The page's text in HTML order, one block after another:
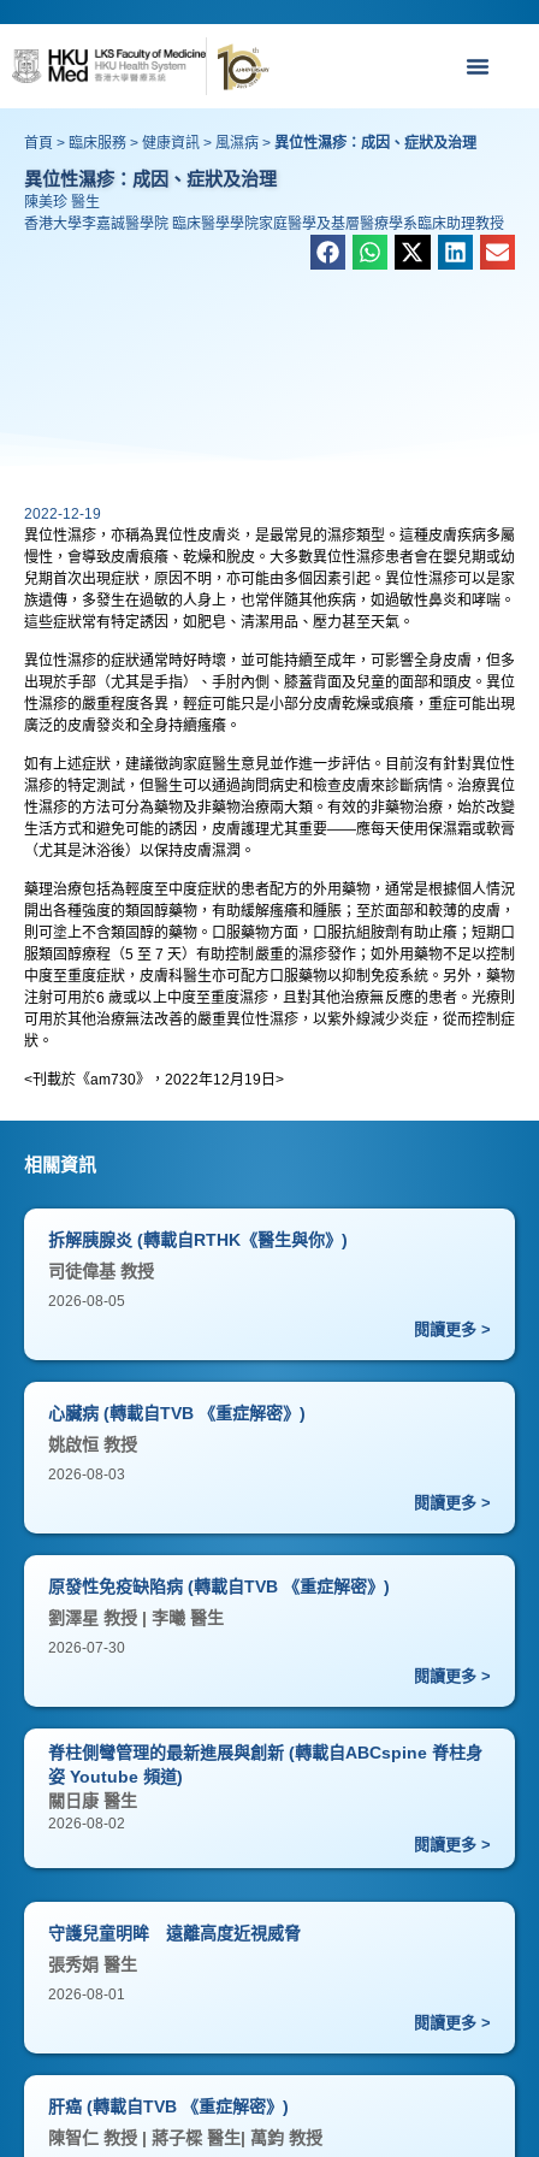
首頁 > 臨床服務 > 健康資訊 > 風濕病 > 異位性濕疹：成因、症狀及治理
異位性濕疹：成因、症狀及治理
陳美珍 醫生
香港大學李嘉誠醫學院 臨床醫學學院家庭醫學及基層醫療學系臨床助理教授
2022-12-19
異位性濕疹，亦稱為異位性皮膚炎，是最常見的濕疹類型。這種皮膚疾病多屬
慢性，會導致皮膚痕癢、乾燥和脫皮。大多數異位性濕疹患者會在嬰兒期或幼
兒期首次出現症狀，原因不明，亦可能由多個因素引起。異位性濕疹可以是家
族遺傳，多發生在過敏的人身上，也常伴隨其他疾病，如過敏性鼻炎和哮喘。
這些症狀常有特定誘因，如肥皂、清潔用品、壓力甚至天氣。
異位性濕疹的症狀通常時好時壞，並可能持續至成年，可影響全身皮膚，但多
出現於手部（尤其是手指）、手肘內側、膝蓋背面及兒童的面部和頭皮。異位
性濕疹的嚴重程度各異，輕症可能只是小部分皮膚乾燥或痕癢，重症可能出現
廣泛的皮膚發炎和全身持續瘙癢。
如有上述症狀，建議徵詢家庭醫生意見並作進一步評估。目前沒有針對異位性
濕疹的特定測試，但醫生可以通過詢問病史和檢查皮膚來診斷病情。治療異位
性濕疹的方法可分為藥物及非藥物治療兩大類。有效的非藥物治療，始於改變
生活方式和避免可能的誘因，皮膚護理尤其重要——應每天使用保濕霜或軟膏
（尤其是沐浴後）以保持皮膚濕潤。
藥理治療包括為輕度至中度症狀的患者配方的外用藥物，通常是根據個人情況
開出各種強度的類固醇藥物，有助緩解瘙癢和腫脹；至於面部和較薄的皮膚，
則可塗上不含類固醇的藥物。口服藥物方面，口服抗組胺劑有助止癢；短期口
服類固醇療程（5 至 7 天）有助控制嚴重的濕疹發作；如外用藥物不足以控制
中度至重度症狀，皮膚科醫生亦可配方口服藥物以抑制免疫系統。另外，藥物
注射可用於6 歲或以上中度至重度濕疹，且對其他治療無反應的患者。光療則
可用於其他治療無法改善的嚴重異位性濕疹，以紫外線減少炎症，從而控制症
狀。
<刊載於《am730》，2022年12月19日>
相關資訊
拆解胰腺炎 (轉載自RTHK《醫生與你》)
司徒偉基 教授
2026-08-05
閱讀更多 >
心臟病 (轉載自TVB 《重症解密》)
姚啟恒 教授
2026-08-03
閱讀更多 >
原發性免疫缺陷病 (轉載自TVB 《重症解密》)
劉澤星 教授 | 李曦 醫生
2026-07-30
閱讀更多 >
脊柱側彎管理的最新進展與創新 (轉載自ABCspine 脊柱身
姿 Youtube 頻道)
關日康 醫生
2026-08-02
閱讀更多 >
守護兒童明眸 遠離高度近視威脅
張秀娟 醫生
2026-08-01
閱讀更多 >
肝癌 (轉載自TVB 《重症解密》)
陳智仁 教授 | 蔣子樑 醫生| 萬鈞 教授